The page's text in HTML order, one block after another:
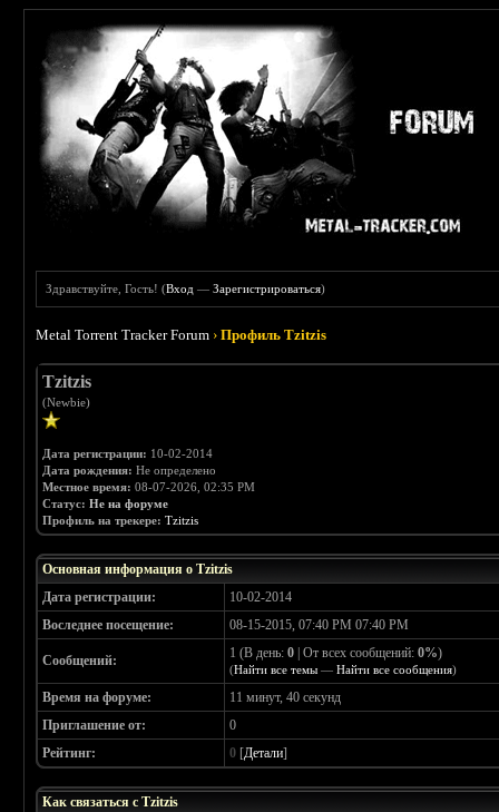
Здравствуйте, Гость! (Вход —Зарегистрироваться)
Metal Torrent Tracker Forum ›Профиль Tzitzis
Tzitzis
(Newbie)
Дата регистрации: 10-02-2014
Дата рождения: Не определено
Местное время: 08-07-2026, 02:35 PM
Статус: Не на форуме
Профиль на трекере: Tzitzis
Основная информация о Tzitzis
Дата регистрации:
10-02-2014
Воследнее посещение:
08-15-2015, 07:40 PM 07:40 PM
Сообщений: 1 (В день:0 | От всех сообщений:0%)
(Найти все темы —Найти все сообщения)
Время на форуме:
11 минут, 40 секунд
Приглашение от:
0
Рейтинг:
0 [Детали]
Как связаться с Tzitzis